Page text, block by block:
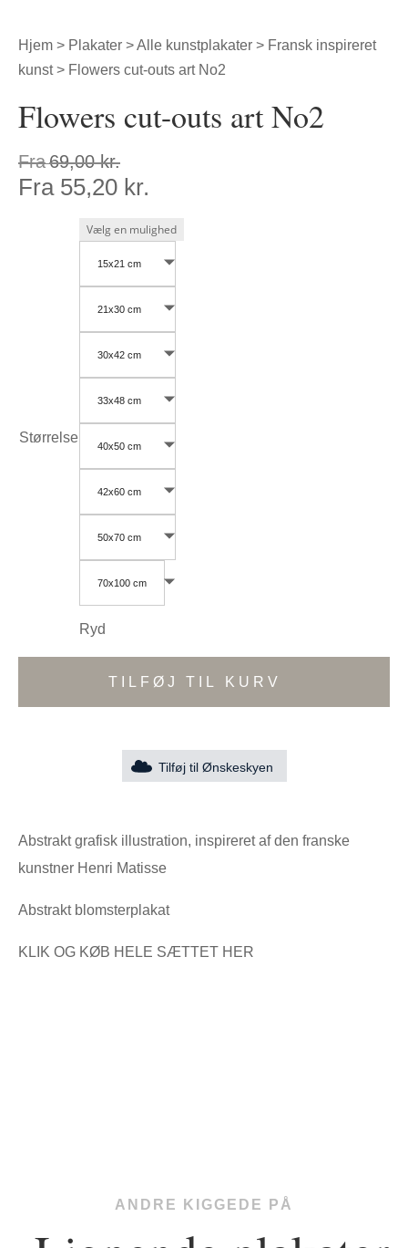
Hjem > Plakater >Alle kunstplakater > Fransk inspireret
kunst> Flowers cut-outs art No2
Flowers cut-outs art No2
Fra69,00kr.
Fra 55,20 kr.
Størrelse
15x21 cm
21x30 cm
30x42 cm
33x48 cm
40x50 cm
42x60 cm
50x70 cm
70x100 cm
Ryd
TILFØJ TIL KURV
Tilføj til Ønskeskyen
Abstrakt grafisk illustration, inspireret af den franske
kunstner Henri Matisse
Abstrakt blomsterplakat
KLIK OG KØB HELE SÆTTET HER
ANDRE KIGGEDE PÅ